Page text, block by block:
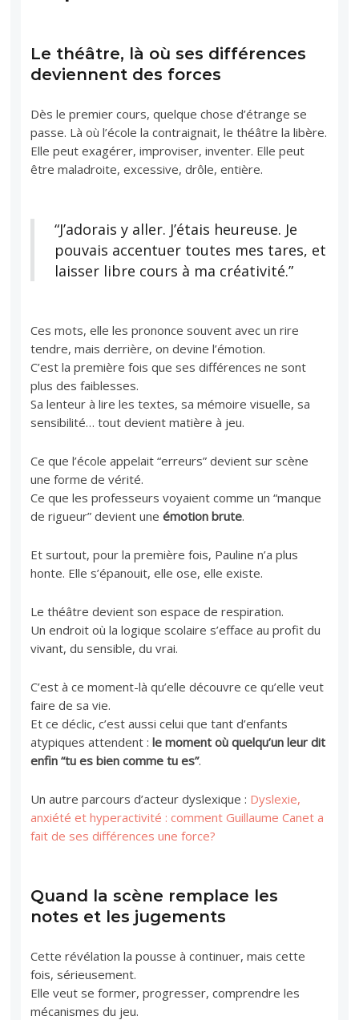
Le théâtre, là où ses différences
deviennent des forces
Dès le premier cours, quelque chose d’étrange se
passe. Là où l’école la contraignait, le théâtre la libère.
Elle peut exagérer, improviser, inventer. Elle peut
être maladroite, excessive, drôle, entière.
“J’adorais y aller. J’étais heureuse. Je
pouvais accentuer toutes mes tares, et
laisser libre cours à ma créativité.”
Ces mots, elle les prononce souvent avec un rire
tendre, mais derrière, on devine l’émotion.
C’est la première fois que ses différences ne sont
plus des faiblesses.
Sa lenteur à lire les textes, sa mémoire visuelle, sa
sensibilité… tout devient matière à jeu.
Ce que l’école appelait “erreurs” devient sur scène
une forme de vérité.
Ce que les professeurs voyaient comme un “manque
de rigueur” devient uneémotion brute.
Et surtout, pour la première fois, Pauline n’a plus
honte. Elle s’épanouit, elle ose, elle existe.
Le théâtre devient son espace de respiration.
Un endroit où la logique scolaire s’efface au profit du
vivant, du sensible, du vrai.
C’est à ce moment-là qu’elle découvre ce qu’elle veut
faire de sa vie.
Et ce déclic, c’est aussi celui que tant d’enfants
atypiques attendent :le moment où quelqu’un leur dit
enfin “tu es bien comme tu es”.
Un autre parcours d’acteur dyslexique : Dyslexie,
anxiété et hyperactivité : comment Guillaume Canet a
fait de ses différences une force?
Quand la scène remplace les
notes et les jugements
Cette révélation la pousse à continuer, mais cette
fois, sérieusement.
Elle veut se former, progresser, comprendre les
mécanismes du jeu.